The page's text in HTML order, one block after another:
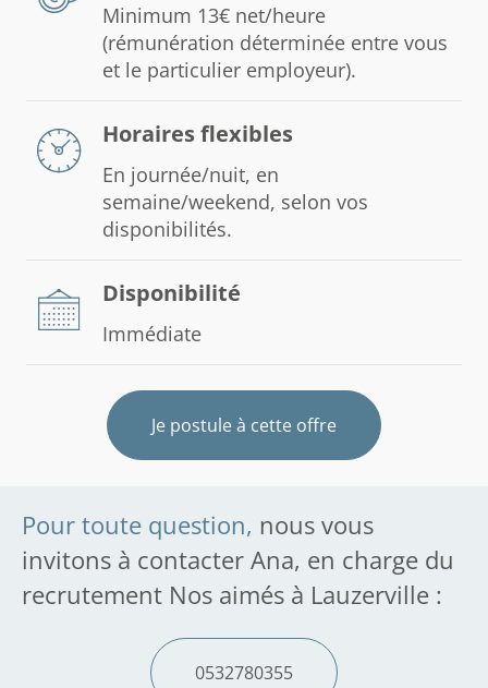
Minimum 13€ net/heure
(rémunération déterminée entre vous
et le particulier employeur).
Horaires flexibles
En journée/nuit, en
semaine/weekend, selon vos
disponibilités.
Disponibilité
Immédiate
Je postule à cette offre
Pour toute question, nous vous
invitons à contacter Ana, en charge du
recrutement Nos aimés à Lauzerville :
0532780355